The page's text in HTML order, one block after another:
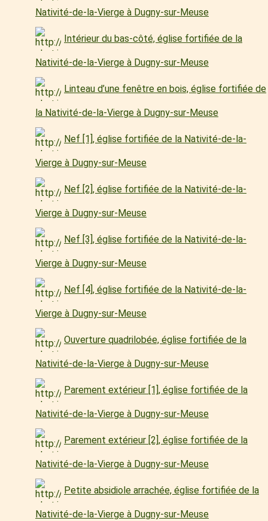
Nativité-de-la-Vierge à Dugny-sur-Meuse
Intérieur du bas-côté, église fortifiée de la
Nativité-de-la-Vierge à Dugny-sur-Meuse
Linteau d’une fenêtre en bois, église fortifiée de
la Nativité-de-la-Vierge à Dugny-sur-Meuse
Nef [1], église fortifiée de la Nativité-de-la-
Vierge à Dugny-sur-Meuse
Nef [2], église fortifiée de la Nativité-de-la-
Vierge à Dugny-sur-Meuse
Nef [3], église fortifiée de la Nativité-de-la-
Vierge à Dugny-sur-Meuse
Nef [4], église fortifiée de la Nativité-de-la-
Vierge à Dugny-sur-Meuse
Ouverture quadrilobée, église fortifiée de la
Nativité-de-la-Vierge à Dugny-sur-Meuse
Parement extérieur [1], église fortifiée de la
Nativité-de-la-Vierge à Dugny-sur-Meuse
Parement extérieur [2], église fortifiée de la
Nativité-de-la-Vierge à Dugny-sur-Meuse
Petite absidiole arrachée, église fortifiée de la
Nativité-de-la-Vierge à Dugny-sur-Meuse